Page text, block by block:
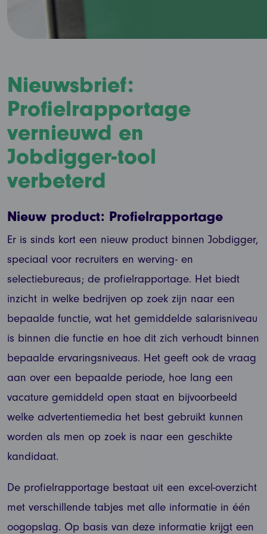
Nieuwsbrief:
Profielrapportage
vernieuwd en
Jobdigger-tool
verbeterd
Nieuw product: Profielrapportage
Er is sinds kort een nieuw product binnen Jobdigger,
speciaal voor recruiters en werving- en
selectiebureaus; de profielrapportage. Het biedt
inzicht in welke bedrijven op zoek zijn naar een
bepaalde functie, wat het gemiddelde salarisniveau
is binnen die functie en hoe dit zich verhoudt binnen
bepaalde ervaringsniveaus. Het geeft ook de vraag
aan over een bepaalde periode, hoe lang een
vacature gemiddeld open staat en bijvoorbeeld
welke advertentiemedia het best gebruikt kunnen
worden als men op zoek is naar een geschikte
kandidaat.
De profielrapportage bestaat uit een excel-overzicht
met verschillende tabjes met alle informatie in één
oogopslag. Op basis van deze informatie krijgt een